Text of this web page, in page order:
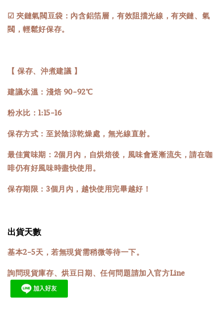
☑ 夾鏈氣閥豆袋：內含鋁箔層，有效阻擋光線，有夾鏈、氣
閥，輕鬆好保存。
【 保存、沖煮建議 】
建議水溫：淺焙 90-92℃
粉水比：1:15-16
保存方式：至於陰涼乾燥處，無光線直射。
最佳賞味期：2個月內，自烘焙後，風味會逐漸流失，請在咖
啡仍有好風味時盡快使用。
保存期限：3個月內，越快使用完畢越好！
出貨天數
基本2-5天，若無現貨需稍微等待一下。
詢問現貨庫存、烘豆日期、任何問題請加入官方Line